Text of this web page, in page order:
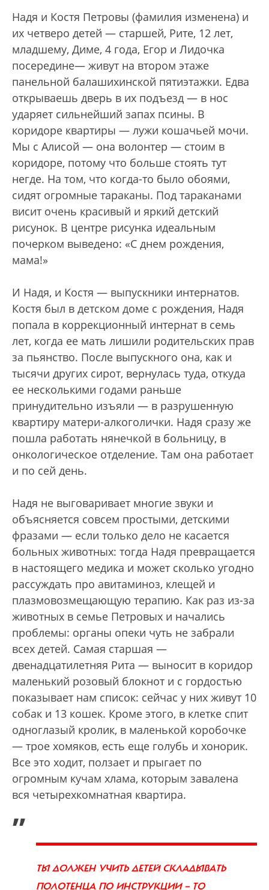
Надя и Костя Петровы (фамилия изменена) и
их четверо детей — старшей, Рите, 12 лет,
младшему, Диме, 4 года, Егор и Лидочка
посередине— живут на втором этаже
панельной балашихинской пятиэтажки. Едва
открываешь дверь в их подъезд — в нос
ударяет сильнейший запах псины. В
коридоре квартиры — лужи кошачьей мочи.
Мы с Алисой — она волонтер — стоим в
коридоре, потому что больше стоять тут
негде. На том, что когда-то было обоями,
сидят огромные тараканы. Под тараканами
висит очень красивый и яркий детский
рисунок. В центре рисунка идеальным
почерком выведено: «С днем рождения,
мама!»
И Надя, и Костя — выпускники интернатов.
Костя был в детском доме с рождения, Надя
попала в коррекционный интернат в семь
лет, когда ее мать лишили родительских прав
за пьянство. После выпускного она, как и
тысячи других сирот, вернулась туда, откуда
ее несколькими годами раньше
принудительно изъяли — в разрушенную
квартиру матери-алкоголички. Надя сразу же
пошла работать нянечкой в больницу, в
онкологическое отделение. Там она работает
и по сей день.
Надя не выговаривает многие звуки и
объясняется совсем простыми, детскими
фразами — если только дело не касается
больных животных: тогда Надя превращается
в настоящего медика и может сколько угодно
рассуждать про авитаминоз, клещей и
плазмовозмещающую терапию. Как раз из-за
животных в семье Петровых и начались
проблемы: органы опеки чуть не забрали
всех детей. Самая старшая —
двенадцатилетняя Рита — выносит в коридор
маленький розовый блокнот и с гордостью
показывает нам список: сейчас у них живут 10
собак и 13 кошек. Кроме этого, в клетке спит
одноглазый кролик, в маленькой коробочке
— трое хомяков, есть еще голубь и хонорик.
Все это ходит, ползает и прыгает по
огромным кучам хлама, которым завалена
вся четырехкомнатная квартира.
„
ТЫ ДОЛЖЕН УЧИТЬ ДЕТЕЙ СКЛАДЫВАТЬ
ПОЛОТЕНЦА ПО ИНСТРУКЦИИ — ТО